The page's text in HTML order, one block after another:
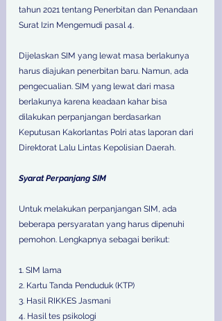
tahun 2021 tentang Penerbitan dan Penandaan
Surat Izin Mengemudi pasal 4.
Dijelaskan SIM yang lewat masa berlakunya
harus diajukan penerbitan baru. Namun, ada
pengecualian. SIM yang lewat dari masa
berlakunya karena keadaan kahar bisa
dilakukan perpanjangan berdasarkan
Keputusan Kakorlantas Polri atas laporan dari
Direktorat Lalu Lintas Kepolisian Daerah.
Syarat Perpanjang SIM
Untuk melakukan perpanjangan SIM, ada
beberapa persyaratan yang harus dipenuhi
pemohon. Lengkapnya sebagai berikut:
1. SIM lama
2. Kartu Tanda Penduduk (KTP)
3. Hasil RIKKES Jasmani
4. Hasil tes psikologi